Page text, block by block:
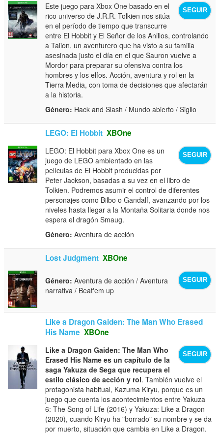
SEGUIR
Este juego para Xbox One basado en el
rico universo de J.R.R. Tolkien nos sitúa
en el período de tiempo que transcurre
entre El Hobbit y El Señor de los Anillos, controlando
a Talion, un aventurero que ha visto a su familia
asesinada justo el día en el que Sauron vuelve a
Mordor para preparar su ofensiva contra los
hombres y los elfos. Acción, aventura y rol en la
Tierra Media, con toma de decisiones que afectarán
a la historia.
Género: Hack and Slash / Mundo abierto / Sigilo
LEGO: El Hobbit XBOne
SEGUIR
LEGO: El Hobbit para Xbox One es un
juego de LEGO ambientado en las
películas de El Hobbit producidas por
Peter Jackson, basadas a su vez en el libro de
Tolkien. Podremos asumir el control de diferentes
personajes como Bilbo o Gandalf, avanzando por los
niveles hasta llegar a la Montaña Solitaria donde nos
espera el dragón Smaug.
Género: Aventura de acción
Lost Judgment XBOne
SEGUIR
Género: Aventura de acción / Aventura
narrativa / Beat'em up
Like a Dragon Gaiden: The Man Who Erased
His Name XBOne
SEGUIR
Like a Dragon Gaiden: The Man Who
Erased His Name es un capítulo de la
saga Yakuza de Sega que recupera el
estilo clásico de acción y rol. También vuelve el
protagonista habitual, Kazuma Kiryu, porque es un
juego que cuenta los acontecimientos entre Yakuza
6: The Song of Life (2016) y Yakuza: Like a Dragon
(2020), cuando Kiryu ha "borrado" su nombre y se da
por muerto, situación que cambia en Like a Dragon.